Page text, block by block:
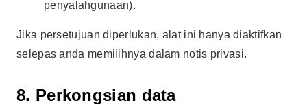
penyalahgunaan).
Jika persetujuan diperlukan, alat ini hanya diaktifkan
selepas anda memilihnya dalam notis privasi.
8. Perkongsian data